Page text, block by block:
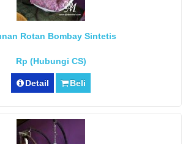
Rotan Bombay Sintetis
Rp (Hubungi CS)
Detail Beli